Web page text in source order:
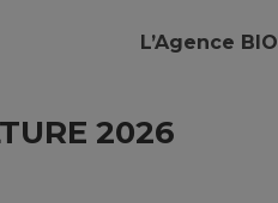
L’Agence BIO
2026